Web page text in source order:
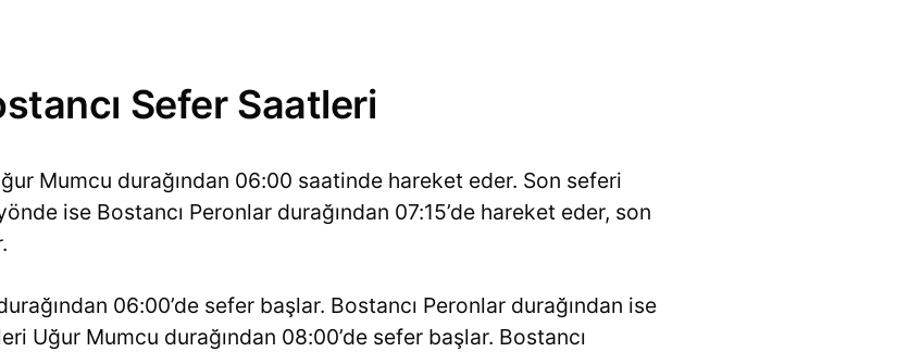
Sefer Saatleri
Mumcu durağından 06:00 saatinde hareket eder. Son seferi
ise Bostancı Peronlar durağından 07:15’de hareket eder, son
06:00’de sefer başlar. Bostancı Peronlar durağından ise
Uğur Mumcu durağından 08:00’de sefer başlar. Bostancı